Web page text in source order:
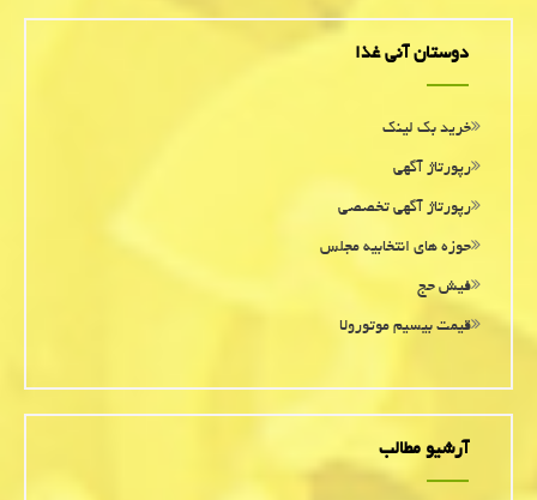
دوستان آنی غذا
خرید بک لینک
رپورتاژ آگهی
رپورتاژ آگهی تخصصی
حوزه های انتخابیه مجلس
فیش حج
قیمت بیسیم موتورولا
آرشیو مطالب